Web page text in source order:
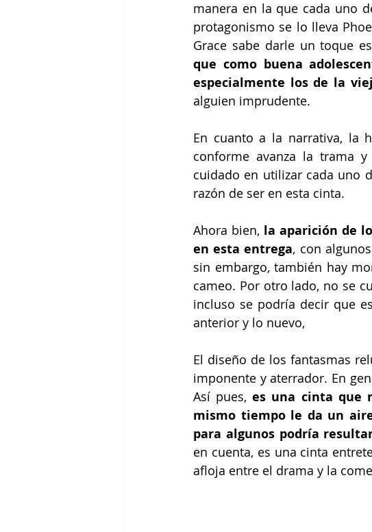
manera en la que cada uno
protagonismo se lo lleva
Grace sabe darle un toque
que como buena
especialmente los de la
alguien imprudente.
En cuanto a la narrativa, la
conforme avanza la trama
cuidado en utilizar cada uno
razón de ser en esta cinta.
Ahora bien, la aparición de
en esta entrega, con
sin embargo, también hay
cameo. Por otro lado, no se
incluso se podría decir que
anterior y lo nuevo,
El diseño de los fantasmas
imponente y aterrador. En
Así pues, es una cinta que
mismo tiempo le da un
para algunos podría
en cuenta, es una cinta
afloja entre el drama y la